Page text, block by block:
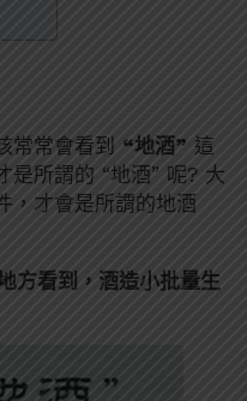
常常會看到 “地酒” 這
是所謂的 “地酒” 呢? 大
，才會是所謂的地酒
方看到，酒造小批量生